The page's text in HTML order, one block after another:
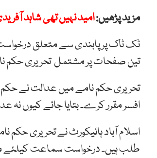
مزید پڑھیں:امید نہیں تھی شاہد
ٹک ٹاک پر پابندی سے متعلق
تین صفحات پر مشتمل تحریری حکم
تحریری حکم نامے میں عدالت نے
افسر مقرر کرے۔ بتایا جائے کیوں نہ
اسلام آباد ہائیکورٹ نے تحریری حکم
طلب ہیں۔ درخواست سماعت کیلئے